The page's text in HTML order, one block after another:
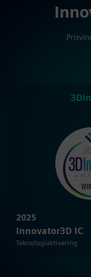
2025
Innovator3D IC
Teknologiaktivering